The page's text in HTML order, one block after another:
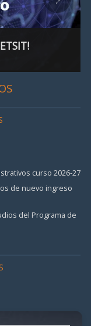
curso 2026-27
de nuevo ingreso
del Programa de